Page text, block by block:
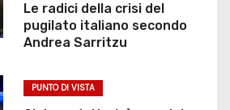
Le radici della crisi del
pugilato italiano secondo
Andrea Sarritzu
PUNTO DI VISTA